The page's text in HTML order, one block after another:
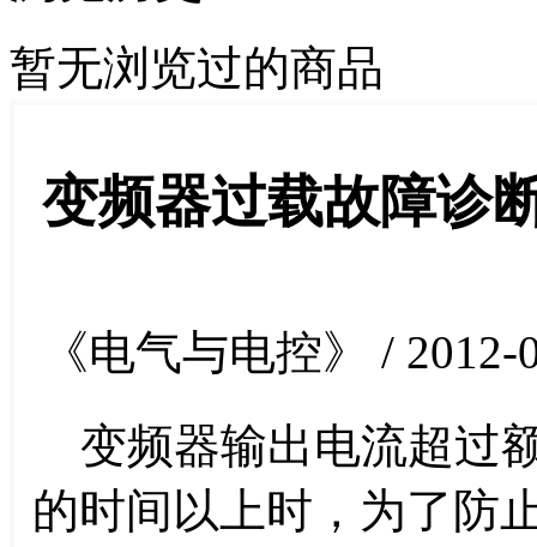
暂无浏览过的商品
变频器过载故障诊
《电气与电控》 / 2012-
变频器输出电流超过
的时间以上时，为了防